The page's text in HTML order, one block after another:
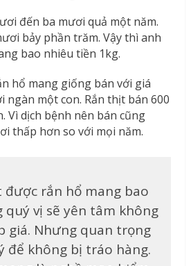
đến ba mươi quả một năm.
bảy phần trăm. Vậy thì anh
bao nhiêu tiền 1kg.
hổ mang giống bán với giá
ngàn một con. Rắn thịt bán 600
Vì dịch bệnh nên bán cũng
thấp hơn so với mọi năm.
được rắn hổ mang bao
quý vị sẽ yên tâm không
giá. Nhưng quan trọng
để không bị tráo hàng.